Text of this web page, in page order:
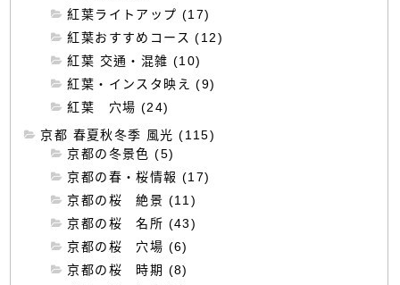
紅葉ライトアップ (17)
紅葉おすすめコース (12)
紅葉 交通・混雑 (10)
紅葉・インスタ映え (9)
紅葉 穴場 (24)
京都 春夏秋冬季 風光 (115)
京都の冬景色 (5)
京都の春・桜情報 (17)
京都の桜 絶景 (11)
京都の桜 名所 (43)
京都の桜 穴場 (6)
京都の桜 時期 (8)